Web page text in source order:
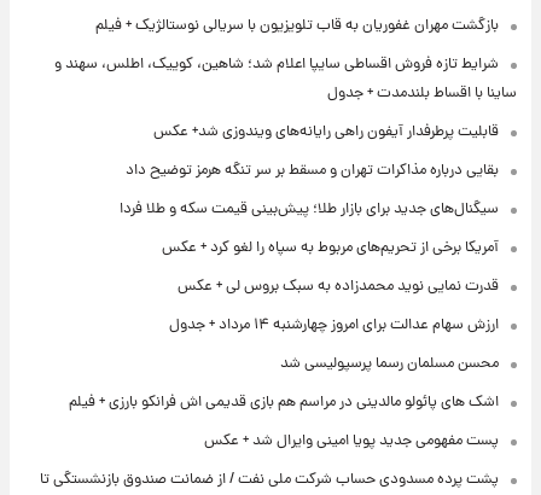
بازگشت مهران غفوریان به قاب تلویزیون با سریالی نوستالژیک + فیلم
شرایط تازه فروش اقساطی سایپا اعلام شد؛ شاهین، کوییک، اطلس، سهند و
ساینا با اقساط بلندمدت + جدول
قابلیت پرطرفدار آیفون راهی رایانه‌های ویندوزی شد+ عکس
بقایی درباره مذاکرات تهران و مسقط بر سر تنگه هرمز توضیح داد
سیگنال‌های جدید برای بازار طلا؛ پیش‌بینی قیمت سکه و طلا فردا
آمریکا برخی از تحریم‌های مربوط به سپاه را لغو کرد + عکس
قدرت نمایی نوید محمدزاده به سبک بروس لی + عکس
ارزش سهام عدالت برای امروز چهارشنبه ۱۴ مرداد + جدول
محسن مسلمان رسما پرسپولیسی شد
اشک های پائولو مالدینی در مراسم هم بازی قدیمی اش فرانکو بارزی + فیلم
پست مفهومی جدید پویا امینی وایرال شد + عکس
پشت پرده‌ مسدودی حساب شرکت ملی نفت / از ضمانت صندوق بازنشستگی تا